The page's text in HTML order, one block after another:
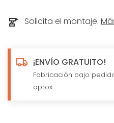
Solicita el montaje.
¡ENVÍO GRATUITO!
Fabricación bajo
aprox.